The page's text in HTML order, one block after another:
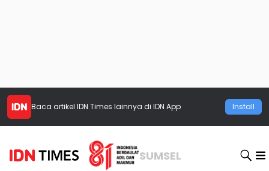
Baca artikel IDN Times lainnya di IDN App Install
SUMSEL